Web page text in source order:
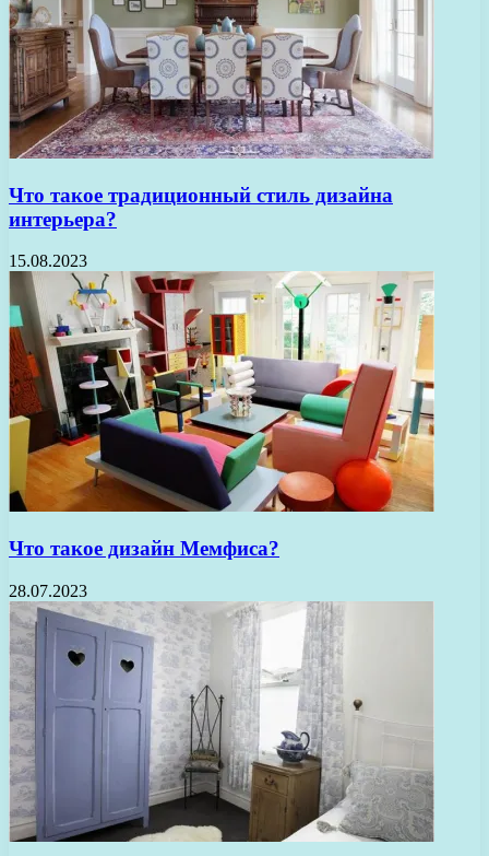
Что такое традиционный стиль дизайна
интерьера?
15.08.2023
Что такое дизайн Мемфиса?
28.07.2023